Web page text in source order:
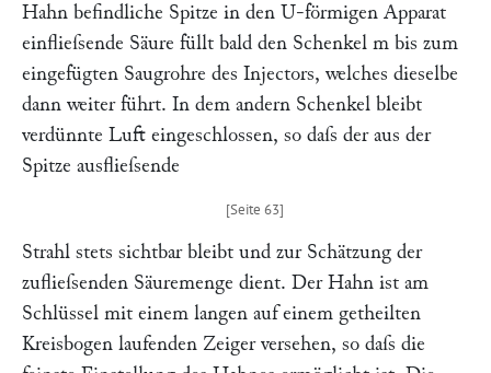
Hahn befindliche Spitze in den U-förmigen Apparat
einflieſsende Säure füllt bald den Schenkel m bis zum
eingefügten Saugrohre des Injectors, welches dieselbe
dann weiter führt. In dem andern Schenkel bleibt
verdünnte Luft eingeschlossen, so daſs der aus der
Spitze ausflieſsende
Strahl stets sichtbar bleibt und zur Schätzung der
zuflieſsenden Säuremenge dient. Der Hahn ist am
Schlüssel mit einem langen auf einem getheilten
Kreisbogen laufenden Zeiger versehen, so daſs die